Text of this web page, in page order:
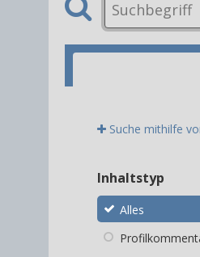
Suche mithilfe
Inhaltstyp
Alles